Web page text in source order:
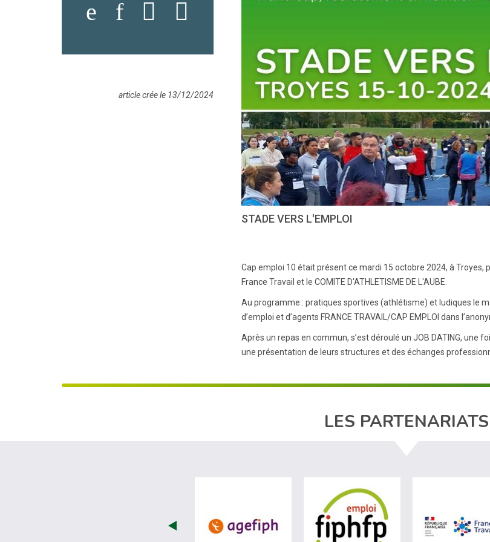
STADE VERS L'EMPLOI
Cap emploi 10 était présent ce mardi 15 octobre 2024, à Troyes,
France Travail et le COMITE D'ATHLETISME DE L'AUBE.
Au programme : pratiques sportives (athlétisme) et ludiques le
d’emploi et d’agents FRANCE TRAVAIL/CAP EMPLOI dans
Après un repas en commun, s’est déroulé un JOB DATING, une
une présentation de leurs structures et des échanges
article crée le 13/12/2024
LES PARTENARIATS
visiter les site de Agefiph (nouvelle fenêtre)visiter les site de Fiphfp